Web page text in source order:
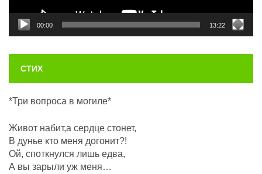
00:00 13:22
СТИХ
*Три вопроса в могиле*
Живот набит,а сердце стонет,
В дунье кто меня догонит?!
Ой, споткнулся лишь едва,
А вы зарыли уж меня…